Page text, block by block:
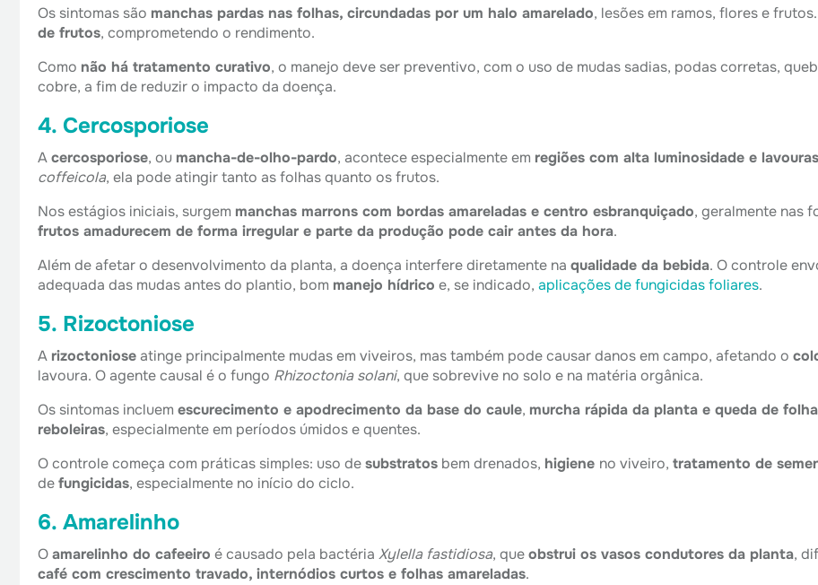
Os sintomas são manchas pardas nas folhas, circundadas por um halo amarelado, lesões em ramos, flores e
de frutos, comprometendo o rendimento.
Como não há tratamento curativo, o manejo deve ser preventivo, com o uso de mudas sadias, podas corretas,
cobre, a fim de reduzir o impacto da doença.
4. Cercosporiose
Acercosporiose, ou mancha-de-olho-pardo, acontece especialmente em regiões com alta luminosidade e
coffeicola, ela pode atingir tanto as folhas quanto os frutos.
Nos estágios iniciais, surgem manchas marrons com bordas amareladas e centro esbranquiçado, geralmente nas
frutos amadurecem de forma irregular e parte da produção pode cair antes da hora.
Além de afetar o desenvolvimento da planta, a doença interfere diretamente na qualidade da bebida. O controle
adequada das mudas antes do plantio, bom manejo hídrico e, se indicado, aplicações de fungicidas foliares.
5. Rizoctoniose
A rizoctonioseatinge principalmente mudas em viveiros, mas também pode causar danos em campo, afetando o
lavoura. O agente causal é o fungo Rhizoctonia solani, que sobrevive no solo e na matéria orgânica.
Os sintomas incluem escurecimento e apodrecimento da base do caule, murcha rápida da planta e queda de
reboleiras, especialmente em períodos úmidos e quentes.
O controle começa com práticas simples: uso desubstratos bem drenados, higiene no viveiro, tratamento de
defungicidas, especialmente no início do ciclo.
6. Amarelinho
Oamarelinho do cafeeiro é causado pela bactéria Xylella fastidiosa, queobstrui os vasos condutores da planta,
café com crescimento travado, internódios curtos e folhas amareladas.